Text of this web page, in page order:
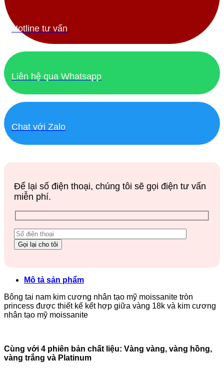
Hotline tư vấn
Liên hệ qua Whatsapp
Chat với Zalo
Để lại số điện thoại, chúng tôi sẽ gọi điện tư vấn
miễn phí.
Mô tả sản phẩm
Bông tai nam kim cương nhân tạo mỹ moissanite tròn
princess được thiết kế kết hợp giữa vàng 18k và kim cương
nhân tạo mỹ moissanite
Cùng với 4 phiên bản chất liệu: Vàng vàng, vàng hồng,
vàng trắng và Platinum